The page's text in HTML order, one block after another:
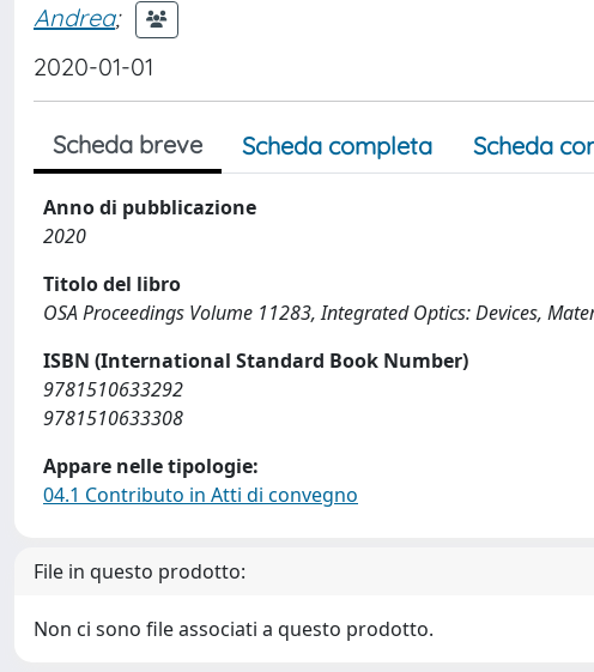
Andrea;
2020-01-01
Scheda breve Scheda completa Scheda
Anno di pubblicazione
2020
Titolo del libro
OSA Proceedings Volume 11283, Integrated Optics: Devices,
ISBN (International Standard Book Number)
9781510633292
9781510633308
Appare nelle tipologie:
04.1 Contributo in Atti di convegno
File in questo prodotto:
Non ci sono file associati a questo prodotto.